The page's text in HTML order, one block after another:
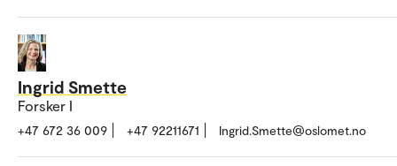
Ingrid Smette
Forsker I
+47 672 36 009 +47 92211671 Ingrid.Smette@oslomet.no